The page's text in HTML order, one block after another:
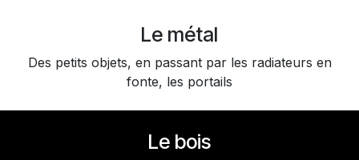
Le métal
Des petits objets, en passant par les radiateurs en
fonte, les portails
Le bois